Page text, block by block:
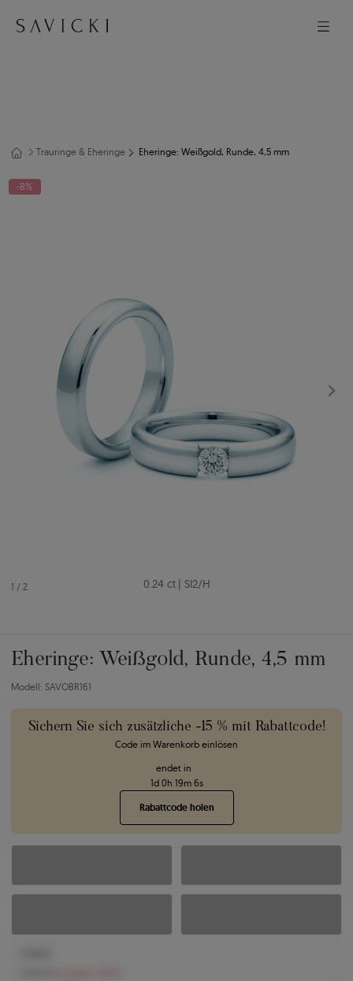
Trauringe & Eheringe Eheringe: Weißgold, Runde, 4,5 mm
1 / 2
-8%
0.24 ct | SI2/H
Eheringe: Weißgold, Runde, 4,5 mm
Modell: SAVOBR161
Sichern Sie sich zusätzliche -15 % mit Rabattcode!
Code im Warenkorb einlösen
endet in
1d 0h 19m 5s
Rabattcode holen